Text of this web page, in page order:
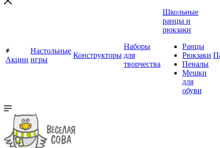
Акции
Настольные
игры
Конструкторы
Наборы
для
творчества
Школьные
ранцы и
рюкзаки
Ранцы
Рюкзаки
Пеналы
Мешки
для
обуви